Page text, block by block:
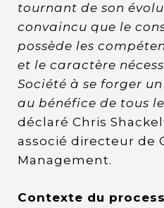
tournant de son
convaincu que le
possède les
et le caractère
Société à se forger
au bénéfice de tous
déclaré Chris
associé directeur de
Management.
Contexte du